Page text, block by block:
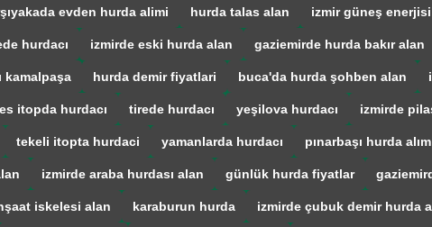
evden hurda alimi hurda talas alan izmir güneş
hurdacı izmirde eski hurda alan gaziemirde hurda bakır alan
kamalpaşa hurda demir fiyatlari buca'da hurda şohben alan
itopda hurdacı tirede hurdacı yeşilova hurdacı izmirde
tekeli itopta hurdaci yamanlarda hurdacı pınarbaşı hurda alım
izmirde araba hurdası alan günlük hurda fiyatlar
iskelesi alan karaburun hurda izmirde çubuk demir hurda